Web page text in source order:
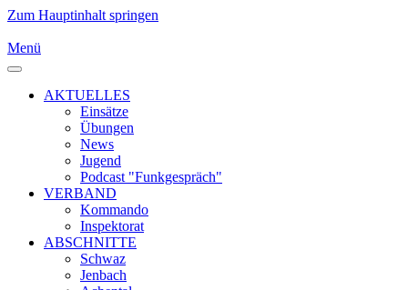
Zum Hauptinhalt springen
Menü
AKTUELLES
Einsätze
Übungen
News
Jugend
Podcast "Funkgespräch"
VERBAND
Kommando
Inspektorat
ABSCHNITTE
Schwaz
Jenbach